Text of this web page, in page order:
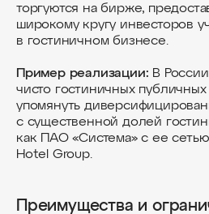
торгуются на бирже,
широкому кругу инвесторов
в гостиничном бизнесе.
Пример реализации: В
чисто гостиничных
упомянуть
с существенной долей
как ПАО «Система» с ее
Hotel Group.
Преимущества и